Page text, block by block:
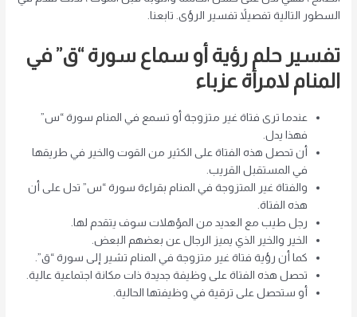
السطور التالية تفصيلاً تفسير الرؤى. تابعنا.
تفسير حلم رؤية أو سماع سورة “ق” في
المنام لامرأة عزباء
عندما ترى فتاة غير متزوجة أو تسمع في المنام سورة “س”
فهذا يدل.
أن تحصل هذه الفتاة على الكثير من القوت والخير في طريقها
في المستقبل القريب.
والفتاة غير المتزوجة في المنام بقراءة سورة “س” تدل على أن
هذه الفتاة.
رجل طيب مع العديد من المؤهلات سوف يتقدم لها.
الخير والخير الذي يميز الرجال عن بعضهم البعض.
كما أن رؤية فتاة غير متزوجة في المنام تشير إلى سورة “ق”.
تحصل هذه الفتاة على وظيفة جديدة ذات مكانة اجتماعية عالية.
أو ستحصل على ترقية في وظيفتها الحالية.